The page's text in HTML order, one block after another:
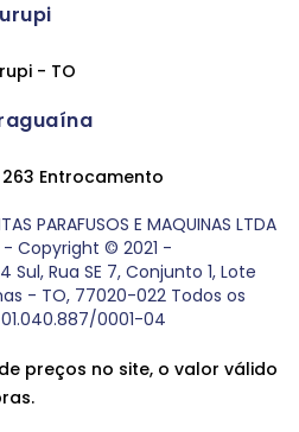
- TO
Entrocamento
PARAFUSOS E MAQUINAS LTDA
- Copyright © 2021 -
Rua SE 7, Conjunto 1, Lote
- TO, 77020-022 Todos os
0001-04
preços no site, o valor válido